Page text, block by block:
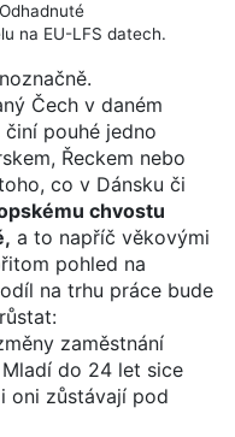
na EU-LFS datech.
Čech v daném
pouhé jedno
Řeckem nebo
co v Dánsku či
chvostu
a to napříč věkovými
pohled na
na trhu práce bude
zaměstnání
do 24 let sice
oni zůstávají pod